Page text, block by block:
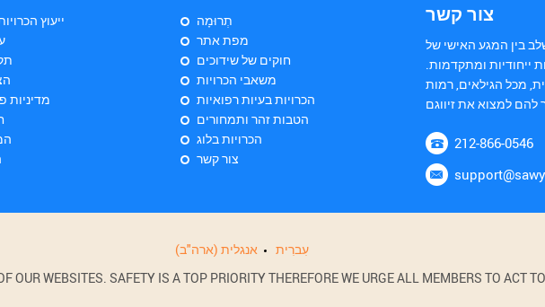
ייעוץ
מדיניות
תְרוּמָה
מפת אתר
חוקים של שידוכים
משאבי הכרויות
הכרויות בעיות רפואיות
הטבות זהר ותמחורים
הכרויות בלוג
צור קשר
צור קשר
בין המגע האישי של
ייחודיות ומתקדמות.
מכל הגילאים, רמות
212-866-0546
אנגלית (ארה"ב) עִברִית
OUR WEBSITES. SAFETY IS A TOP PRIORITY THEREFORE WE URGE ALL MEMBERS TO ACT